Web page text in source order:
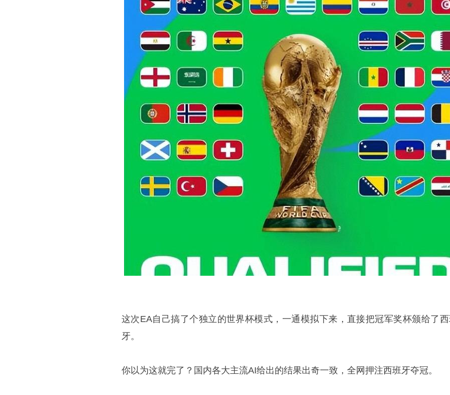
这次EA自己搞了个独立的世界杯模式，一通模拟下来，直接把冠军奖杯颁给了
牙。
你以为这就完了？国内各大主流AI给出的结果出奇一致，全网押注西班牙夺冠。